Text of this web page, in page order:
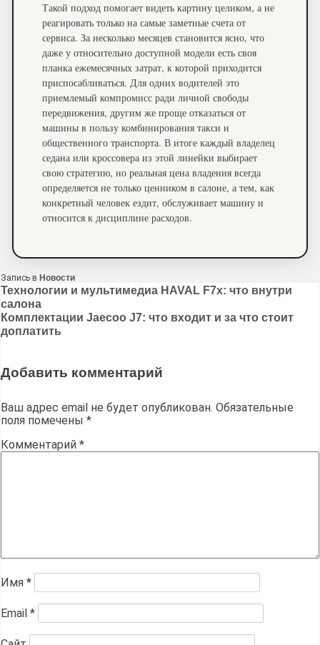
Такой подход помогает видеть картину целиком, а не
реагировать только на самые заметные счета от
сервиса. За несколько месяцев становится ясно, что
даже у относительно доступной модели есть своя
планка ежемесячных затрат, к которой приходится
приспосабливаться. Для одних водителей это
приемлемый компромисс ради личной свободы
передвижения, другим же проще отказаться от
машины в пользу комбинирования такси и
общественного транспорта. В итоге каждый владелец
седана или кроссовера из этой линейки выбирает
свою стратегию, но реальная цена владения всегда
определяется не только ценником в салоне, а тем, как
конкретный человек ездит, обслуживает машину и
относится к дисциплине расходов.
Запись в Новости
Навигация
по
записям
Технологии и мультимедиа HAVAL F7x: что внутри
салона
Комплектации Jaecoo J7: что входит и за что стоит
доплатить
Добавить комментарий
Ваш адрес email не будет опубликован. Обязательные
поля помечены *
Комментарий *
Имя *
Email *